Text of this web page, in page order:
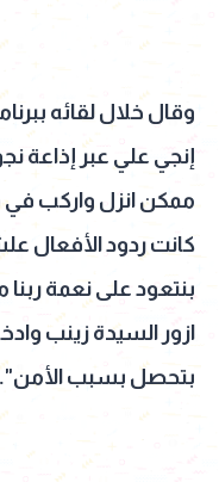
وقال خلال لقائه
إنجي علي عبر إذاعة
ممكن انزل واركب
كانت ردود الأفعال
بنتعود على نعمة
ازور السيدة زينب
بتحصل بسبب الأمن".